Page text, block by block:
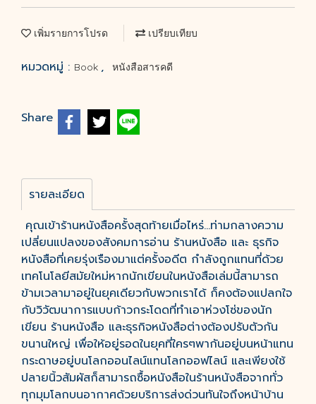
เพิ่มรายการโปรด เปรียบเทียบ
หมวดหมู่ : Book , หนังสือสารคดี
Share
รายละเอียด
คุณเข้าร้านหนังสือครั้งสุดท้ายเมื่อไหร่...ท่ามกลางความ
เปลี่ยนแปลงของสังคมการอ่าน ร้านหนังสือ และ ธุรกิจ
หนังสือที่เคยรุ่งเรืองมาแต่ครั้งอดีต กำลังถูกแทนที่ด้วย
เทคโนโลยีสมัยใหม่หากนักเขียนในหนังสือเล่มนี้สามารถ
ข้ามเวลามาอยู่ในยุคเดียวกับพวกเราได้ ก็คงต้องแปลกใจ
กับวิวัฒนาการแบบก้าวกระโดดที่ทำเอาห่วงโซ่ของนัก
เขียน ร้านหนังสือ และธุรกิจหนังสือต่างต้องปรับตัวกัน
ขนานใหญ่ เพื่อให้อยู่รอดในยุคที่ใครๆพากันอยู่บนหน้าแทน
กระดาษอยู่บนโลกออนไลน์แทนโลกออฟไลน์ และเพียงใช้
ปลายนิ้วสัมผัสก็สามารถซื้อหนังสือในร้านหนังสือจากทั่ว
ทุกมุมโลกบนอากาศด้วยบริการส่งด่วนทันใจถึงหน้าบ้าน